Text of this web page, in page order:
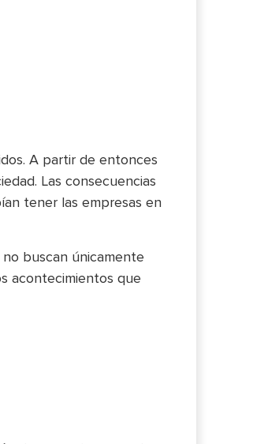
A partir de entonces
Las consecuencias
tener las empresas en
buscan únicamente
acontecimientos que